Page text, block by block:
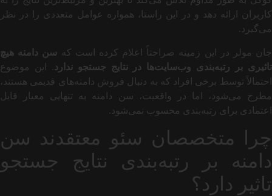
کاربران ارائه دهد و در این راستا، همواره عوامل متعددی را در نظر
می‌گیرد.
جان مولر در این زمینه صراحتاً اعلام کرده است که سن دامنه هیچ
تاثیری بر رتبه‌بندی وب‌سایت‌ها در نتایج جستجو ندارد . این موضوع
احتمالاً توسط برخی افراد که به دنبال فروش دامنه‌های قدیمی هستند،
مطرح می‌شود، اما در واقعیت، سن دامنه به تنهایی معیار قابل
اعتمادی برای رتبه‌بندی محسوب نمی‌شود.
چرا متخصصان سئو معتقدند سن
دامنه بر رتبه‌بندی نتایج جستجو
تاثیر دارد؟